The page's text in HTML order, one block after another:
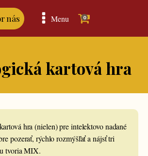
nás Menu 0
kartová hra
hra (nielen) pre intelektovo nadané
pozerať, rýchlo rozmýšľať a nájsť tri
tvoria MIX.